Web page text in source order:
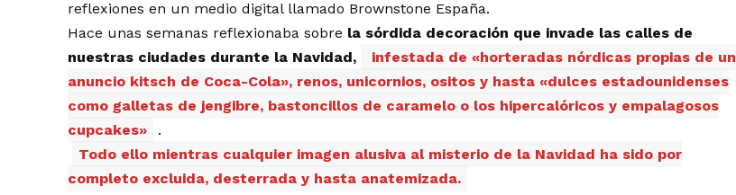
reflexiones en un medio digital llamado Brownstone España.
Hace unas semanas reflexionaba sobre la sórdida decoración que invade las calles de
nuestras ciudades durante la Navidad,
infestada de «horteradas nórdicas propias de un
anuncio kitsch de Coca-Cola», renos, unicornios, ositos y hasta «dulces estadounidenses
como galletas de jengibre, bastoncillos de caramelo o los hipercalóricos y empalagosos
cupcakes»
.
Todo ello mientras cualquier imagen alusiva al misterio de la Navidad ha sido por
completo excluida, desterrada y hasta anatemizada.